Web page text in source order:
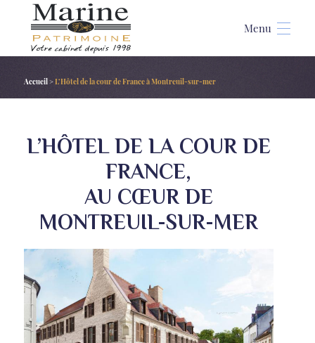
Accueil >L’Hôtel de la cour de France à Montreuil-sur-mer
L’HÔTEL DE LA COUR DE
FRANCE,
AU CŒUR DE
MONTREUIL-SUR-MER